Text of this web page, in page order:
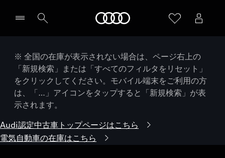
※ 全国の在庫が表示されない場合は、ページ右上の
「新規検索」または「すべてのフィルタをリセット」
をクリックしてください。モバイル端末をご利用の方
は、「…」アイコンをタップすると「新規検索」が表
示されます。
Audi認定中古車トップページはこちら
電気自動車の在庫はこちら